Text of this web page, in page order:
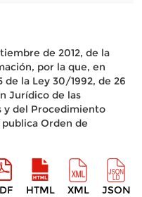
de 2012, de la
por la que, en
la Ley 30/1992, de 26
Jurídico de las
y del Procedimiento
Orden de
HTML XML JSON